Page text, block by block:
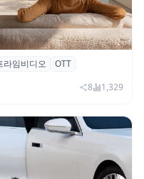
디오에 ‘HDR10+
라임비디오
OTT
8 1,329